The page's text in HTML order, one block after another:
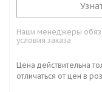
Наши менеджеры
условия заказа
Цена действительна
отличаться от цен в